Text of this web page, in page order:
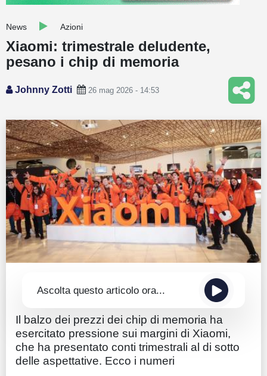
Quotazioni
Conto IG
Guru Monitor
Altro
News Azioni
Xiaomi: trimestrale deludente,
pesano i chip di memoria
Johnny Zotti 26 mag 2026 - 14:53
Ascolta questo articolo ora...
Il balzo dei prezzi dei chip di memoria ha
esercitato pressione sui margini di Xiaomi,
che ha presentato conti trimestrali al di sotto
delle aspettative. Ecco i numeri